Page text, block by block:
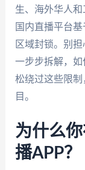
生、海外华人和
国内直播平台
区域封锁。别
一步步拆解，
松绕过这些限
目。
为什么
播APP？